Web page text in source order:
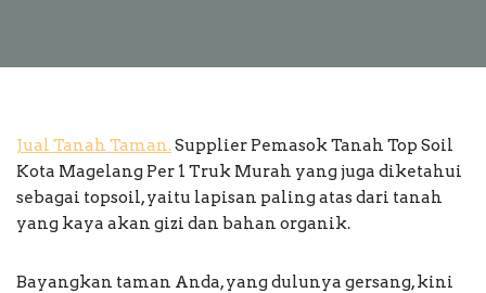
Jual Tanah Taman.Supplier Pemasok Tanah Top Soil
Kota Magelang Per 1 Truk Murah yang juga diketahui
sebagai topsoil, yaitu lapisan paling atas dari tanah
yang kaya akan gizi dan bahan organik.
Bayangkan taman Anda, yang dulunya gersang, kini